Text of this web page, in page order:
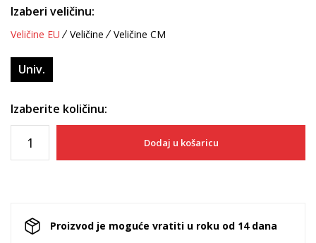
Izaberi veličinu:
Veličine EU Veličine Veličine CM
Univ.
Izaberite količinu:
Dodaj u košaricu
Proizvod je moguće vratiti u roku od 14 dana